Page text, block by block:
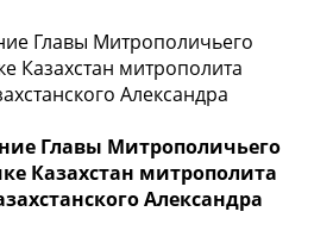
Главы Митрополичьего
Казахстан митрополита
Александра
Главы Митрополичьего
Казахстан митрополита
Александра